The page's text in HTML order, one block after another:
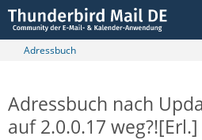
Adressbuch
Adressbuch nach
auf 2.0.0.17 weg?![Erl.]